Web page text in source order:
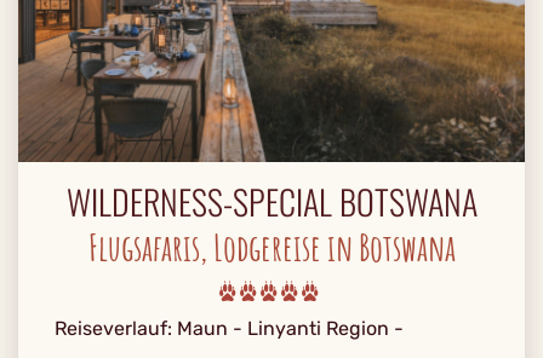
WILDERNESS-SPECIAL BOTSWANA
Flugsafaris, Lodgereise in Botswana
Reiseverlauf: Maun - Linyanti Region -